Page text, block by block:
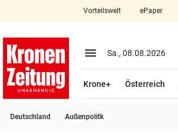
account_circle Anmelden
Vorteilswelt ePaper
menu Menü aufklappen
Sa., 08.08.2026
Krone+ Österreich
Deutschland Außenpolitk